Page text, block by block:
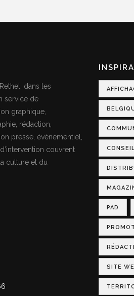
dans les
service de
graphique,
rédaction,
presse, événementiel,
couvrent
culture et du
PAD
SITE